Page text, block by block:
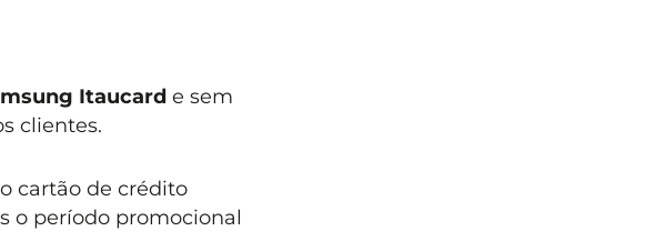
Itaucard e sem
clientes.
cartão de crédito
o período promocional